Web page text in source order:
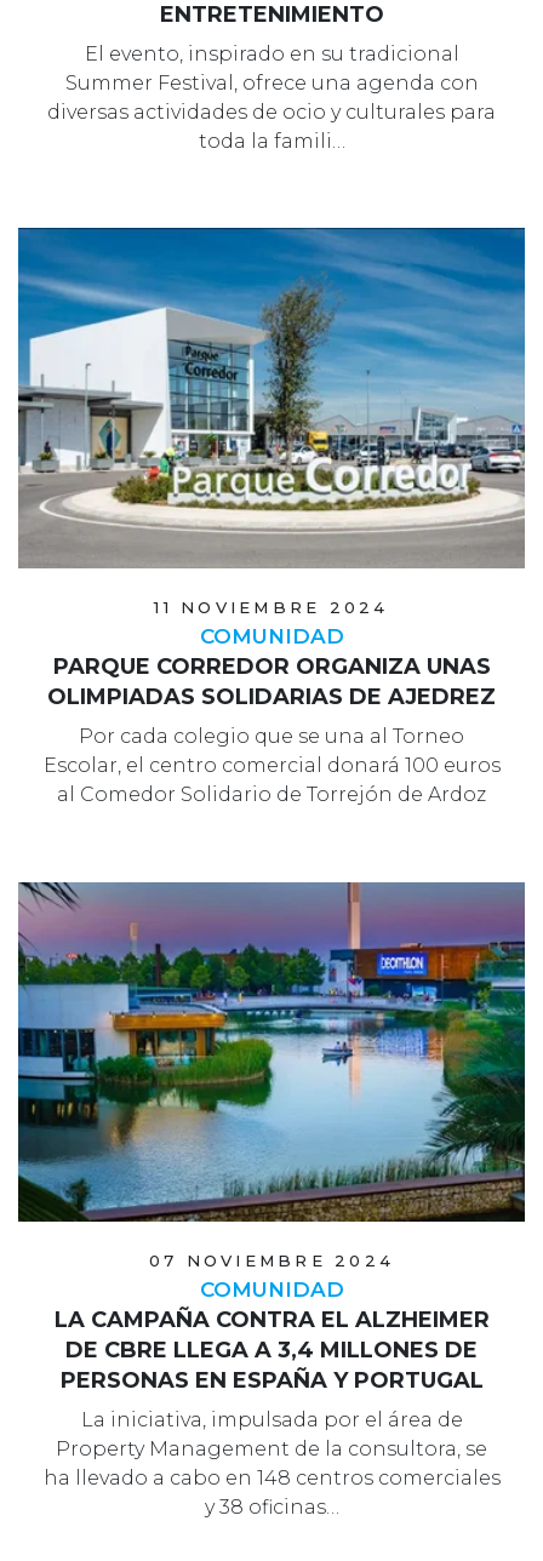
ENTRETENIMIENTO
El evento, inspirado en su tradicional
Summer Festival, ofrece una agenda con
diversas actividades de ocio y culturales para
toda la famili…
11 NOVIEMBRE 2024
COMUNIDAD
PARQUE CORREDOR ORGANIZA UNAS
OLIMPIADAS SOLIDARIAS DE AJEDREZ
Por cada colegio que se una al Torneo
Escolar, el centro comercial donará 100 euros
al Comedor Solidario de Torrejón de Ardoz
07 NOVIEMBRE 2024
COMUNIDAD
LA CAMPAÑA CONTRA EL ALZHEIMER
DE CBRE LLEGA A 3,4 MILLONES DE
PERSONAS EN ESPAÑA Y PORTUGAL
La iniciativa, impulsada por el área de
Property Management de la consultora, se
ha llevado a cabo en 148 centros comerciales
y 38 oficinas…